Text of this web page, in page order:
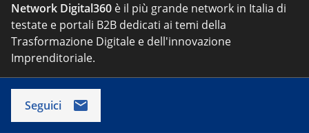
Network Digital360 è il più grande network in Italia di
testate e portali B2B dedicati ai temi della
Trasformazione Digitale e dell'innovazione
Imprenditoriale.
Seguici